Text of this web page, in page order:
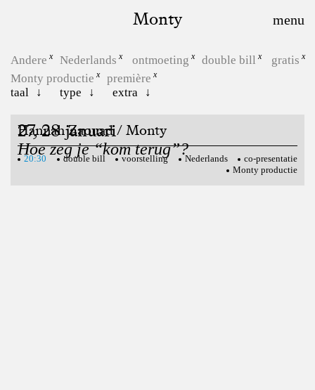
Monty
Andere Nederlands ontmoeting double bill
gratis
Monty productie
première
taal
type extra
27, 28 januari
Hoe zeg je “kom terug”?
Hannah Zaouad / Monty
20:30 double bill voorstelling Nederlands
co-presentatie
Monty productie